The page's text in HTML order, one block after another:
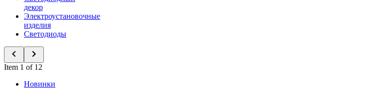
декор
Электроустановочные
изделия
Светодиоды
Item 1 of 12
Новинки